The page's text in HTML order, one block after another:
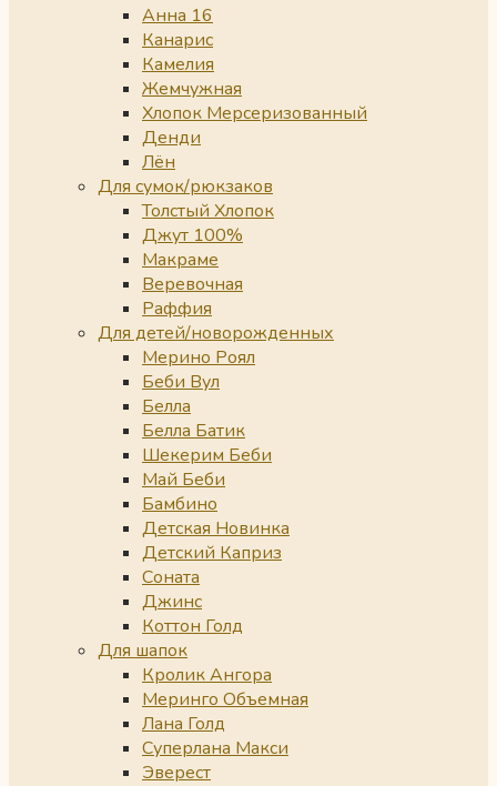
Анна 16
Канарис
Камелия
Жемчужная
Хлопок Мерсеризованный
Денди
Лён
Для сумок/рюкзаков
Толстый Хлопок
Джут 100%
Макраме
Веревочная
Раффия
Для детей/новорожденных
Мерино Роял
Беби Вул
Белла
Белла Батик
Шекерим Беби
Май Беби
Бамбино
Детская Новинка
Детский Каприз
Соната
Джинс
Коттон Голд
Для шапок
Кролик Ангора
Меринго Объемная
Лана Голд
Суперлана Макси
Эверест